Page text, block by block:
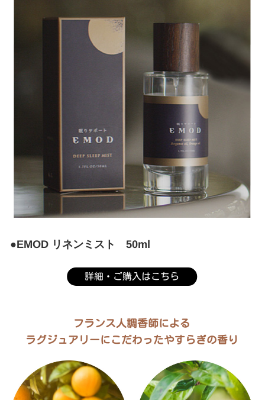
●EMOD リネンミスト 50ml
詳細・ご購入はこちら
フランス人調香師による
ラグジュアリーにこだわったやすらぎの香り